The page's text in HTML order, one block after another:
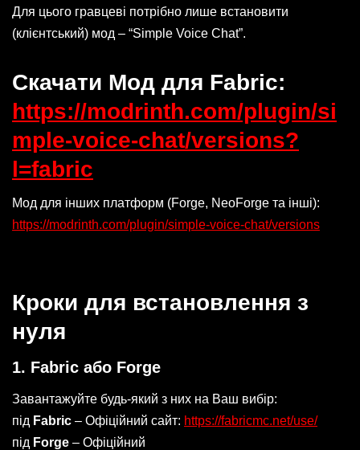
Для цього гравцеві потрібно лише встановити
(клієнтський) мод – “Simple Voice Chat”.
Скачати Мод для Fabric:
https://modrinth.com/plugin/si
mple-voice-chat/versions?
l=fabric
Мод для інших платформ (Forge, NeoForge та інші):
https://modrinth.com/plugin/simple-voice-chat/versions
Кроки для встановлення з
нуля
1. Fabric або Forge
Завантажуйте будь-який з них на Ваш вибір:
під Fabric – Офіційний сайт: https://fabricmc.net/use/
під Forge – Офіційний